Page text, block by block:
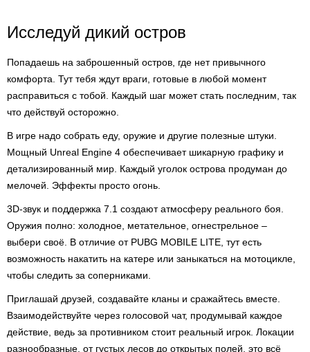
Исследуй дикий остров
Попадаешь на заброшенный остров, где нет привычного
комфорта. Тут тебя ждут враги, готовые в любой момент
расправиться с тобой. Каждый шаг может стать последним, так
что действуй осторожно.
В игре надо собрать еду, оружие и другие полезные штуки.
Мощный Unreal Engine 4 обеспечивает шикарную графику и
детализированный мир. Каждый уголок острова продуман до
мелочей. Эффекты просто огонь.
3D-звук и поддержка 7.1 создают атмосферу реального боя.
Оружия полно: холодное, метательное, огнестрельное –
выбери своё. В отличие от PUBG MOBILE LITE, тут есть
возможность накатить на катере или заныкаться на мотоцикле,
чтобы следить за соперниками.
Приглашай друзей, создавайте кланы и сражайтесь вместе.
Взаимодействуйте через голосовой чат, продумывай каждое
действие, ведь за противником стоит реальный игрок. Локации
разнообразные, от густых лесов до открытых полей, это всё